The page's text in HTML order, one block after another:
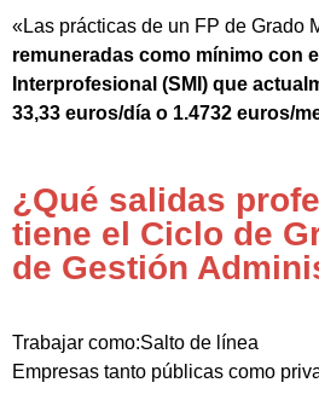
«Las prácticas de un FP de Grado
remuneradas como mínimo con
Interprofesional (SMI) que
33,33 euros/día o 1.4732 euros/
¿Qué salidas
tiene el Ciclo de
de Gestión
Trabajar como:Salto de línea
Empresas tanto públicas como